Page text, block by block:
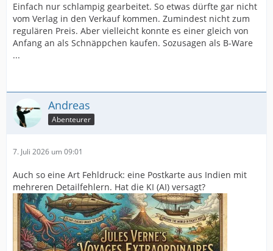
Einfach nur schlampig gearbeitet. So etwas dürfte gar nicht
vom Verlag in den Verkauf kommen. Zumindest nicht zum
regulären Preis. Aber vielleicht konnte es einer gleich von
Anfang an als Schnäppchen kaufen. Sozusagen als B-Ware
...
Andreas
Abenteurer
7. Juli 2026 um 09:01
Auch so eine Art Fehldruck: eine Postkarte aus Indien mit
mehreren Detailfehlern. Hat die KI (AI) versagt?